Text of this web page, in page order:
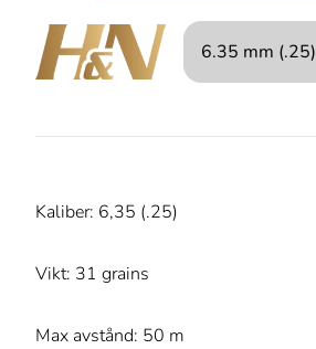
6.35 mm (.25)
Kaliber: 6,35 (.25)
Vikt: 31 grains
Max avstånd: 50 m